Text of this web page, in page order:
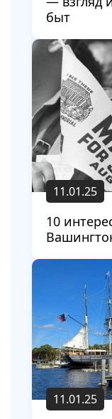
быт
11.01.25
10
11.01.25